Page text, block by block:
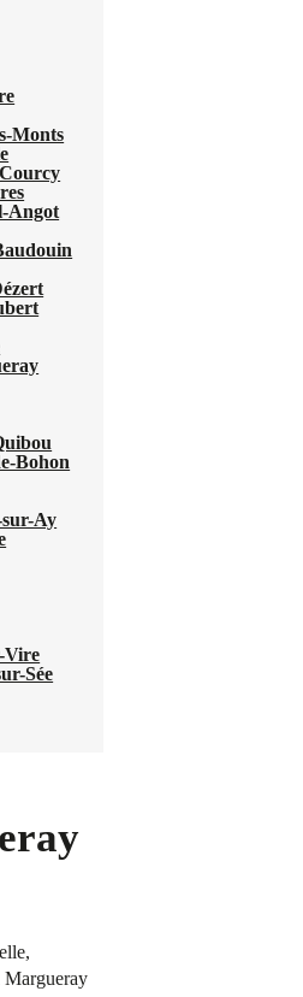
Monts
Courcy
Angot
Bohon
Ay
Vire
Sée
Margueray